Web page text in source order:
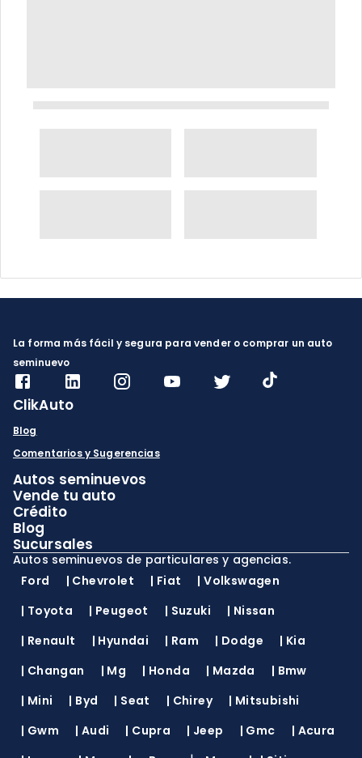
La forma más fácil y segura para vender o comprar un auto
seminuevo
ClikAuto
Blog
Comentarios y Sugerencias
Autos seminuevos
Vende tu auto
Crédito
Blog
Sucursales
Autos seminuevos de particulares y agencias.
Ford
| Chevrolet | Fiat |Volkswagen
| Toyota | Peugeot | Suzuki | Nissan
| Renault | Hyundai | Ram | Dodge | Kia
| Changan | Mg | Honda | Mazda | Bmw
| Mini | Byd | Seat | Chirey | Mitsubishi
| Gwm | Audi | Cupra | Jeep | Gmc | Acura